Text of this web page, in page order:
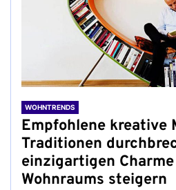
WOHNTRENDS
Empfohlene kreative
Traditionen
einzigartigen
Wohnraums steigern